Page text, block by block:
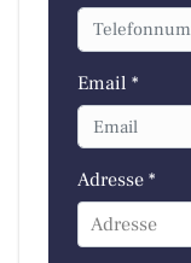
Email *
Adresse *
Adresse